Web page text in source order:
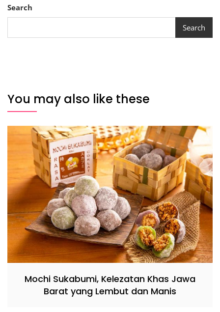
Search
Search
You may also like these
Mochi Sukabumi, Kelezatan Khas Jawa
Barat yang Lembut dan Manis